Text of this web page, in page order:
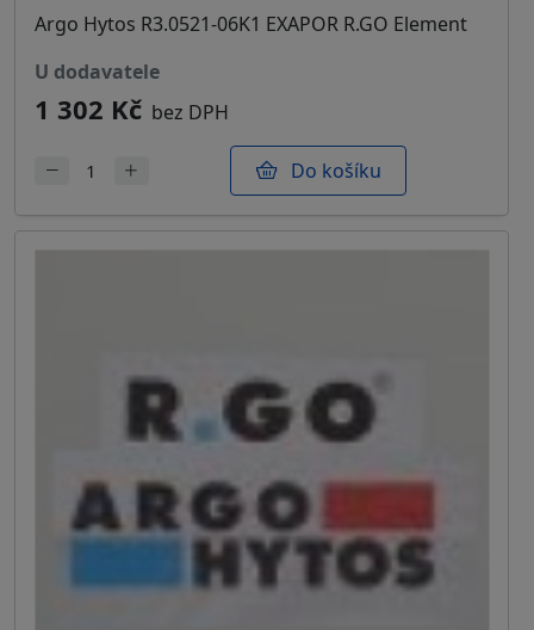
Argo Hytos R3.0521-06K1 EXAPOR R.GO Element
u dodavatele
1 302 Kč bez DPH
Do košíku